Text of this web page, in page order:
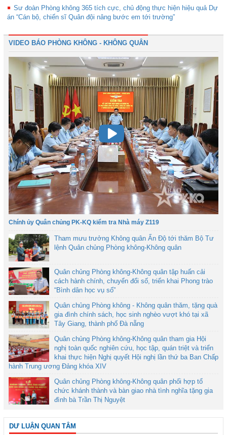
Sư đoàn Phòng không 365 tích cực, chủ động thực hiện hiệu quả Dự
án “Cán bộ, chiến sĩ Quân đội nâng bước em tới trường”
VIDEO BÁO PHÒNG KHÔNG - KHÔNG QUÂN
Chính ủy Quân chủng PK-KQ kiểm tra Nhà máy Z119
Tham mưu trưởng Không quân Ấn Độ tới thăm Bộ Tư
lệnh Quân chủng Phòng không-Không quân
Quân chủng Phòng không-Không quân tập huấn cải
cách hành chính, chuyển đổi số, triển khai Phong trào
“Bình dân học vụ số”
Quân chủng Phòng không - Không quân thăm, tặng quà
gia đình chính sách, học sinh nghèo vượt khó tại xã
Tây Giang, thành phố Đà nẵng
Quân chủng Phòng không-Không quân tham gia Hội
nghị toàn quốc nghiên cứu, học tập, quán triệt và triển
khai thực hiện Nghị quyết Hội nghị lần thứ ba Ban Chấp
hành Trung ương Đảng khóa XIV
Quân chủng Phòng không-Không quân phối hợp tổ
chức khánh thành và bàn giao nhà tình nghĩa tặng gia
đình bà Trần Thị Nguyệt
DƯ LUẬN QUAN TÂM